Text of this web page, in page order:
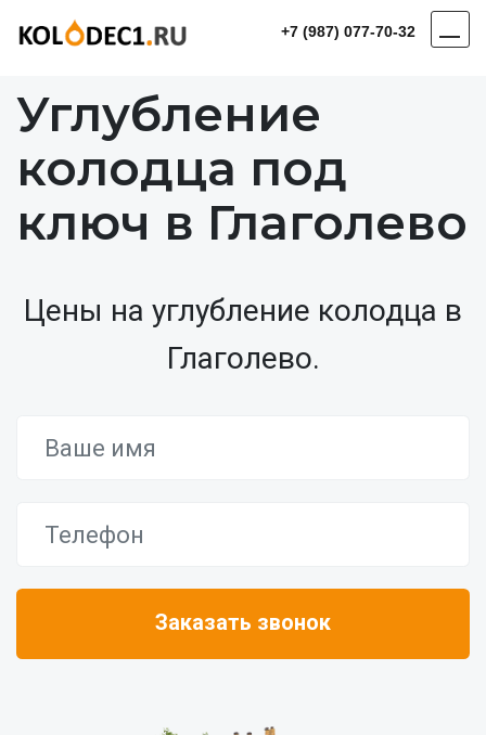
+7 (987) 077-70-32
Углубление
колодца под
ключ в Глаголево
Цены на углубление колодца в
Глаголево.